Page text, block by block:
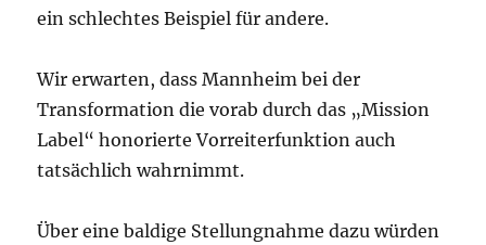
ein schlechtes Beispiel für andere.
Wir erwarten, dass Mannheim bei der
Transformation die vorab durch das „Mission
Label“ honorierte Vorreiterfunktion auch
tatsächlich wahrnimmt.
Über eine baldige Stellungnahme dazu würden